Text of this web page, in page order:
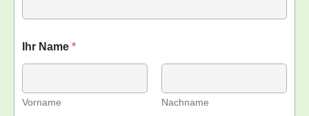
Ihr Name *
Vorname Nachname